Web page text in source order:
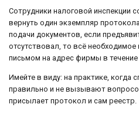
Сотрудники налоговой инспекции
вернуть один экземпляр
подачи документов, если
отсутствовал, то всё
письмом на адрес фирмы в
Имейте в виду: на практике,
правильно и не вызывают
присылает протокол и сам реестр.